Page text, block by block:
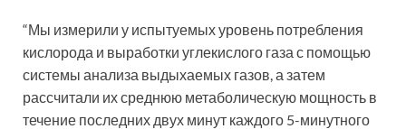
“Мы измерили у испытуемых уровень потребления
кислорода и выработки углекислого газа с помощью
системы анализа выдыхаемых газов, а затем
рассчитали их среднюю метаболическую мощность в
течение последних двух минут каждого 5-минутного